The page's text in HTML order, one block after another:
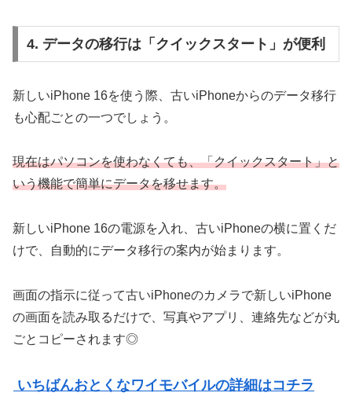
4. データの移行は「クイックスタート」が便利
新しいiPhone 16を使う際、古いiPhoneからのデータ移行
も心配ごとの一つでしょう。
現在はパソコンを使わなくても、「クイックスタート」と
いう機能で簡単にデータを移せます。
新しいiPhone 16の電源を入れ、古いiPhoneの横に置くだ
けで、自動的にデータ移行の案内が始まります。
画面の指示に従って古いiPhoneのカメラで新しいiPhone
の画面を読み取るだけで、写真やアプリ、連絡先などが丸
ごとコピーされます◎
いちばんおとくなワイモバイルの詳細はコチラ